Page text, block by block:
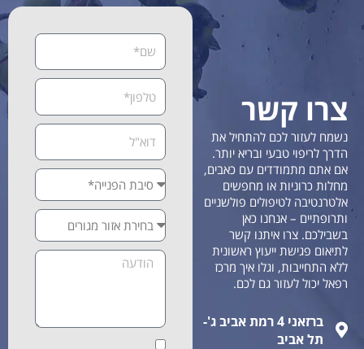
צרו קשר
נשמח לעזור לכם להתחיל את
הדרך לריפוי טבעי ובריא יותר.
אם אתם מתמודדים עם כאבים,
מחלות כרוניות או מחפשים
אלטרנטיבה לטיפולים פולשניים
ותרופתיים – אנחנו כאן
בשבילכם. צרו איתנו קשר
לתיאום פגישת ייעוץ ראשונית
ללא התחייבות, וגלו איך מרכז
רפאל יכול לעזור גם לכם.
ברזאני 4 רמת אביב ג'-
תל אביב